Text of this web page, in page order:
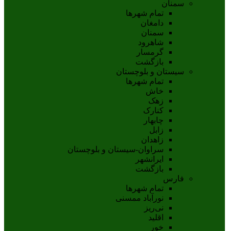
سمنان
تمام شهر‌ها
دامغان
سمنان
شاهرود
گرمسار
بازگشت
سیستان و بلوچستان
تمام شهر‌ها
خاش
زهک
کنارک
چابهار
زابل
زاهدان
سراوان-سيستان و بلوچستان
ايرانشهر
بازگشت
فارس
تمام شهر‌ها
نورآباد ممسنی
نی‌ریز
اقلید
خور